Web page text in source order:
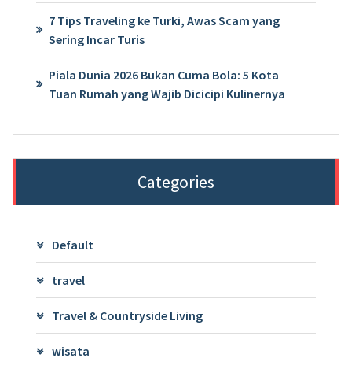
7 Tips Traveling ke Turki, Awas Scam yang
Sering Incar Turis
Piala Dunia 2026 Bukan Cuma Bola: 5 Kota
Tuan Rumah yang Wajib Dicicipi Kulinernya
Categories
Default
travel
Travel & Countryside Living
wisata